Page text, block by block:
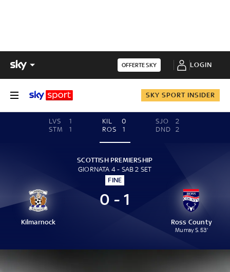
OFFERTE SKY LOGIN
SKY SPORT INSIDER
LVS
1
STM
1
KIL
0
ROS
1
SJO
2
DND
2
SCOTTISH PREMIERSHIP
GIORNATA 4 - SAB 2 SET
FINE
Kilmarnock
0 - 1
Ross County
Murray S. 53'